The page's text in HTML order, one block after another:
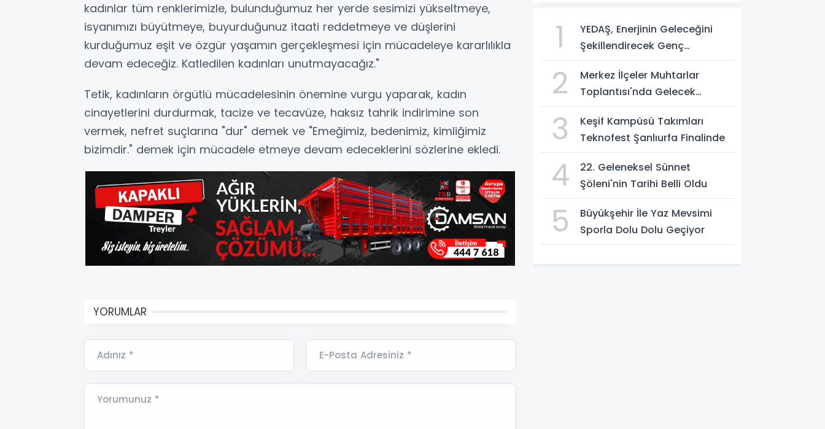
kadınlar tüm renklerimizle, bulunduğumuz her yerde sesimizi yükseltmeye,
isyanımızı büyütmeye, buyurduğunuz itaati reddetmeye ve düşlerini
kurduğumuz eşit ve özgür yaşamın gerçekleşmesi için mücadeleye kararlılıkla
devam edeceğiz. Katledilen kadınları unutmayacağız."
Tetik, kadınların örgütlü mücadelesinin önemine vurgu yaparak, kadın
cinayetlerini durdurmak, tacize ve tecavüze, haksız tahrik indirimine son
vermek, nefret suçlarına "dur" demek ve "Emeğimiz, bedenimiz, kimliğimiz
bizimdir." demek için mücadele etmeye devam edeceklerini sözlerine ekledi.
YORUMLAR
Adınız * E-Posta Adresiniz *
Yorumunuz *
1
YEDAŞ, Enerjinin Geleceğini
Şekillendirecek Genç
2
Merkez İlçeler Muhtarlar
Toplantısı'nda Gelecek
3
Keşif Kampüsü Takımları
Teknofest Şanlıurfa Finalinde
4
22. Geleneksel Sünnet
Şöleni'nin Tarihi Belli Oldu
5
Büyükşehir İle Yaz Mevsimi
Sporla Dolu Dolu Geçiyor